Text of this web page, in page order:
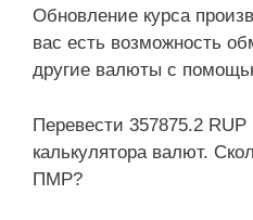
Обновление курса
вас есть возможность
другие валюты с
Перевести 357875.2
калькулятора валют.
ПМР?